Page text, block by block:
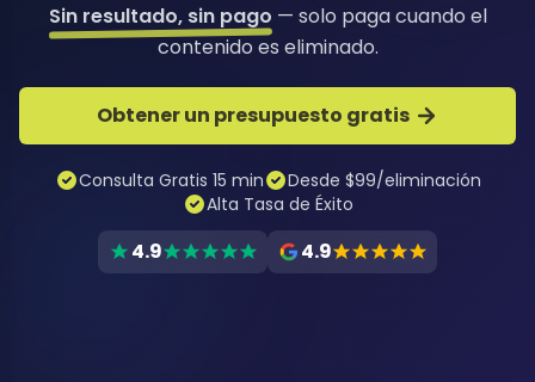
Sin resultado, sin pago — solo paga cuando el
contenido es eliminado.
Obtener un presupuesto gratis
Consulta Gratis 15 min
Desde $99/eliminación
Alta Tasa de Éxito
4.9 4.9